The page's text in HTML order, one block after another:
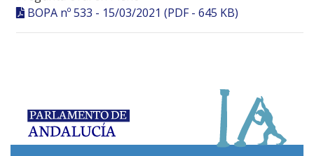
BOPA nº 533 - 15/03/2021 (PDF - 645 KB)